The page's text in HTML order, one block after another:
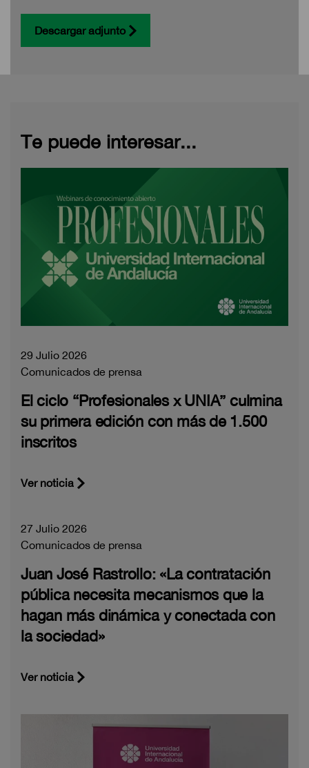
Descargar adjunto
Te puede interesar...
29 Julio 2026
Comunicados de prensa
El ciclo “Profesionales x UNIA” culmina
su primera edición con más de 1.500
inscritos
Ver noticia
27 Julio 2026
Comunicados de prensa
Juan José Rastrollo: «La contratación
pública necesita mecanismos que la
hagan más dinámica y conectada con
la sociedad»
Ver noticia